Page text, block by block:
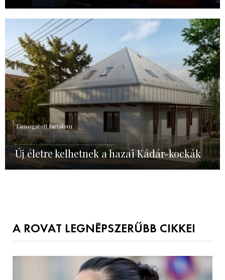
Támogatott tartalom
Új életre kelhetnek a hazai Kádár-kockák
A ROVAT LEGNÉPSZERŰBB CIKKEI